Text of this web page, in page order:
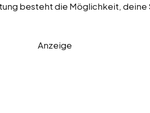
besteht die Möglichkeit, deine
Anzeige